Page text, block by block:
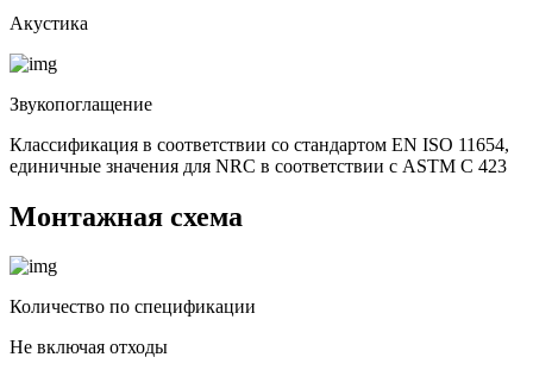
Акустика
Звукопоглащение
Классификация в соответствии со стандартом EN ISO 11654,
единичные значения для NRC в соответствии с ASTM C 423
Монтажная схема
Количество по спецификации
Не включая отходы